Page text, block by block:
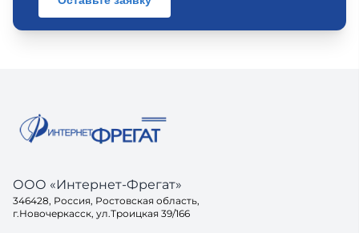
ООО «Интернет-Фрегат»
346428, Россия, Ростовская область,
г.Новочеркасск, ул.Троицкая 39/166